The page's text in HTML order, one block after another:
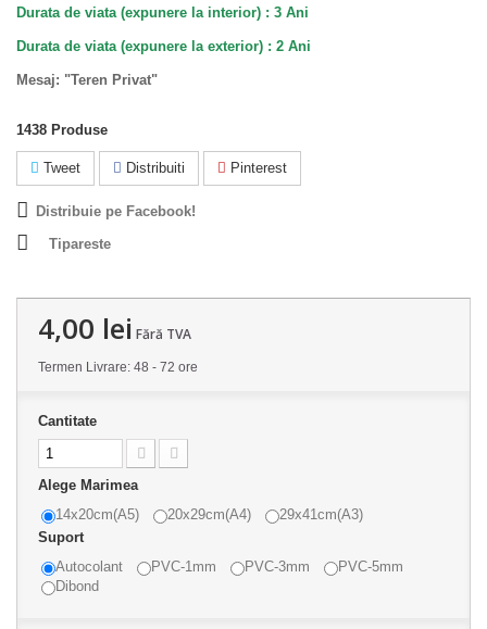
Durata de viata (expunere la interior) : 3 Ani
Durata de viata (expunere la exterior) : 2 Ani
Mesaj: "Teren Privat"
1438 Produse
Tweet Distribuiti Pinterest
Distribuie pe Facebook!
Tipareste
4,00 lei Fără TVA
Termen Livrare: 48 - 72 ore
Cantitate
Alege Marimea
14x20cm(A5)
20x29cm(A4)
29x41cm(A3)
Suport
Autocolant
PVC-1mm PVC-3mm
PVC-5mm
Dibond